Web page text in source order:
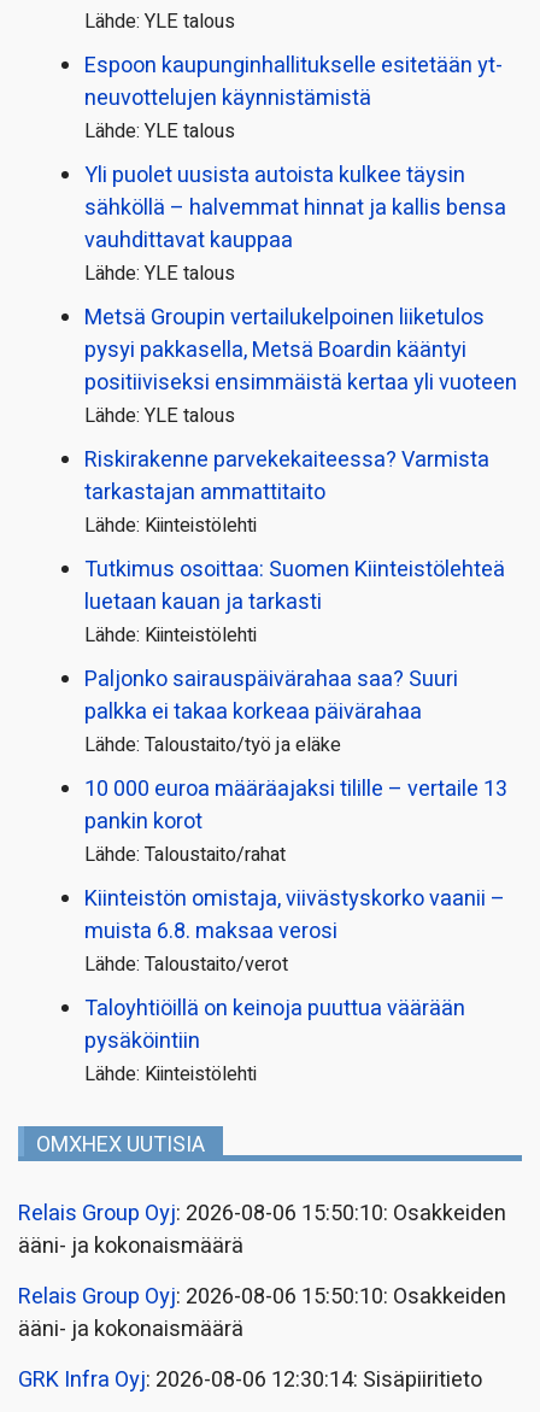
Lähde: YLE talous
Espoon kaupungin­hallitukselle esitetään yt-
neuvottelujen käynnistämistä
Lähde: YLE talous
Yli puolet uusista autoista kulkee täysin
sähköllä – halvemmat hinnat ja kallis bensa
vauhdittavat kauppaa
Lähde: YLE talous
Metsä Groupin vertailu­kelpoinen liiketulos
pysyi pakkasella, Metsä Boardin kääntyi
positiiviseksi ensimmäistä kertaa yli vuoteen
Lähde: YLE talous
Riskirakenne parvekekaiteessa? Varmista
tarkastajan ammattitaito
Lähde: Kiinteistölehti
Tutkimus osoittaa: Suomen Kiinteistölehteä
luetaan kauan ja tarkasti
Lähde: Kiinteistölehti
Paljonko sairauspäivä­rahaa saa? Suuri
palkka ei takaa korkeaa päivärahaa
Lähde: Taloustaito/työ ja eläke
10 000 euroa määräajaksi tilille – vertaile 13
pankin korot
Lähde: Taloustaito/rahat
Kiinteistön omistaja, viivästyskorko vaanii –
muista 6.8. maksaa verosi
Lähde: Taloustaito/verot
Taloyhtiöillä on keinoja puuttua väärään
pysäköintiin
Lähde: Kiinteistölehti
OMXHEX UUTISIA
Relais Group Oyj: 2026-08-06 15:50:10: Osakkeiden
ääni- ja kokonaismäärä
Relais Group Oyj: 2026-08-06 15:50:10: Osakkeiden
ääni- ja kokonaismäärä
GRK Infra Oyj: 2026-08-06 12:30:14: Sisäpiiritieto